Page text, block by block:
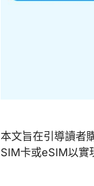
本文旨在引導讀者
SIM卡或eSIM以實